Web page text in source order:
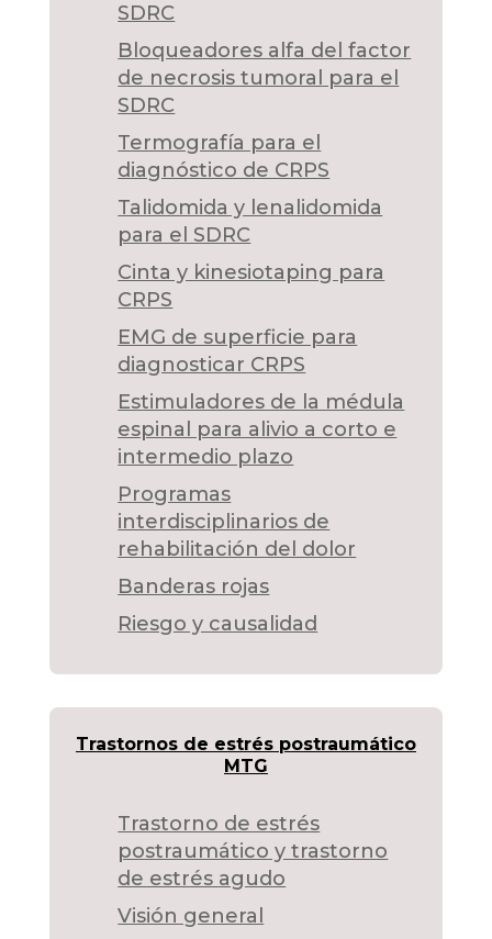
SDRC
Bloqueadores alfa del factor
de necrosis tumoral para el
SDRC
Termografía para el
diagnóstico de CRPS
Talidomida y lenalidomida
para el SDRC
Cinta y kinesiotaping para
CRPS
EMG de superficie para
diagnosticar CRPS
Estimuladores de la médula
espinal para alivio a corto e
intermedio plazo
Programas
interdisciplinarios de
rehabilitación del dolor
Banderas rojas
Riesgo y causalidad
Trastornos de estrés postraumático
MTG
Trastorno de estrés
postraumático y trastorno
de estrés agudo
Visión general